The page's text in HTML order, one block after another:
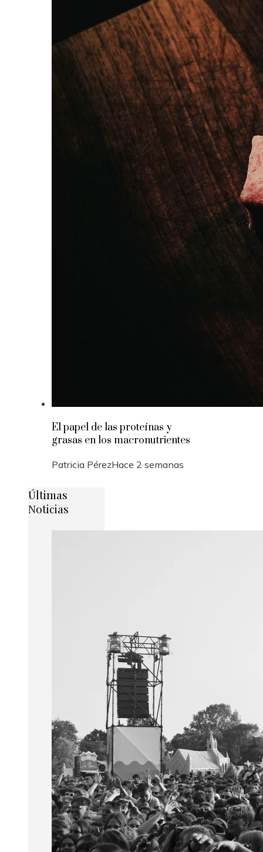
El papel de las proteínas y
grasas en los macronutrientes
Patricia PérezHace 2 semanas
Últimas
Noticias